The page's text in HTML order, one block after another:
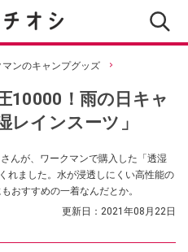
マンのキャンプグッズ
10000！雨の日キャ
レインスーツ」
んが、ワークマンで購入した「透湿
れました。水が浸透しにくい高性能の
おすすめの一着なんだとか。
更新日： 2021年08月22日